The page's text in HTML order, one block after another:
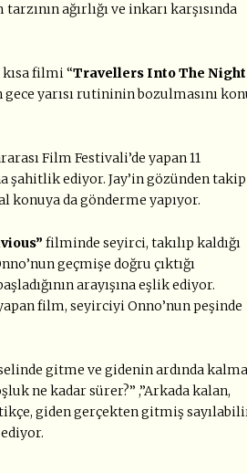
ağırlığı ve inkarı karşısında
filmi “Travellers Into The
gece yarısı rutininin bozulmasını
Film Festivali’de yapan 11
şahitlik ediyor. Jay’in gözünden takip
da gönderme yapıyor.
filminde seyirci, takılıp kaldığı
geçmişe doğru çıktığı
arayışına eşlik ediyor.
film, seyirciyi Onno’nun peşinde
gitme ve gidenin ardında kalma
ne kadar sürer?” ,”Arkada kalan,
giden gerçekten gitmiş